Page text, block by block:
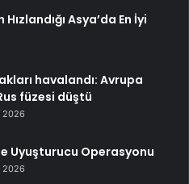
Asya’da En İyi
havalandı: Avrupa
füzesi düştü
2026
Uyuşturucu Operasyonu
2026